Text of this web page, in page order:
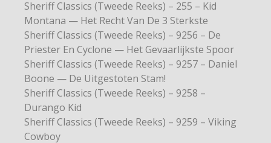
Sheriff Classics (Tweede Reeks) – 255 – Kid
Montana — Het Recht Van De 3 Sterkste
Sheriff Classics (Tweede Reeks) – 9256 – De
Priester En Cyclone — Het Gevaarlijkste Spoor
Sheriff Classics (Tweede Reeks) – 9257 – Daniel
Boone — De Uitgestoten Stam!
Sheriff Classics (Tweede Reeks) – 9258 –
Durango Kid
Sheriff Classics (Tweede Reeks) – 9259 – Viking
Cowboy